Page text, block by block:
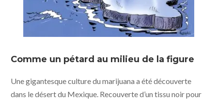
Comme un pétard au milieu de la figure
Une gigantesque culture du marijuana a été découverte
dans le désert du Mexique. Recouverte d’un tissu noir pour